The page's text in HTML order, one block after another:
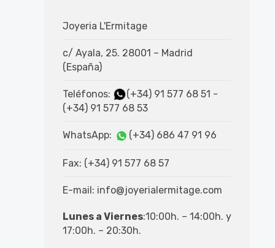
Joyeria L'Ermitage
c/ Ayala, 25. 28001 – Madrid
(España)
Teléfonos: (+34) 91 577 68 51 -
(+34) 91 577 68 53
WhatsApp: (+34) 686 47 91 96
Fax: (+34) 91 577 68 57
E-mail: info@joyerialermitage.com
Lunes a Viernes:10:00h. – 14:00h. y
17:00h. – 20:30h.